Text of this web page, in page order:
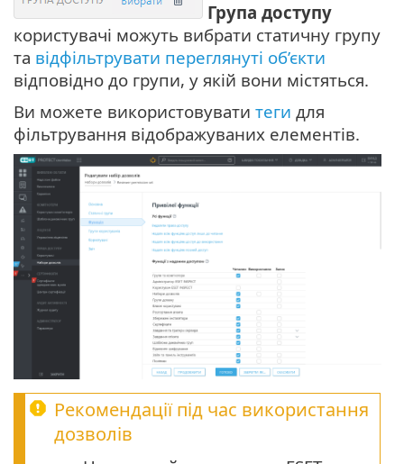
Група доступу
користувачі можуть вибрати статичну групу
та відфільтрувати переглянуті об’єкти
відповідно до групи, у якій вони містяться.
Ви можете використовувати теги для
фільтрування відображуваних елементів.
Рекомендації під час використання
дозволів